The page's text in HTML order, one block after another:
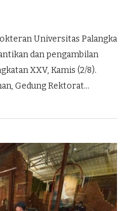
Universitas Palangka
dan pengambilan
XXV, Kamis (2/8).
Gedung Rektorat…